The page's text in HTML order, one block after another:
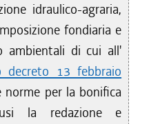
idraulico-agraria,
fondiaria e
ambientali di cui all'
13 febbraio
norme per la bonifica
la redazione e